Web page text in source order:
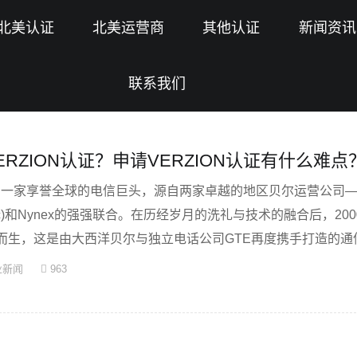
美认证 北美运营商 其他认证 新闻资讯
联系我们
认证？申请VERZION认证有什么难点？
家享誉全球的电信巨头，源自两家卓越的地区贝尔运营公
Nynex的强强联合。在历经岁月的洗礼与技术的融合后，
生，这是由大西洋贝尔与独立电话公司GTE再度携手打造的通
闻 963